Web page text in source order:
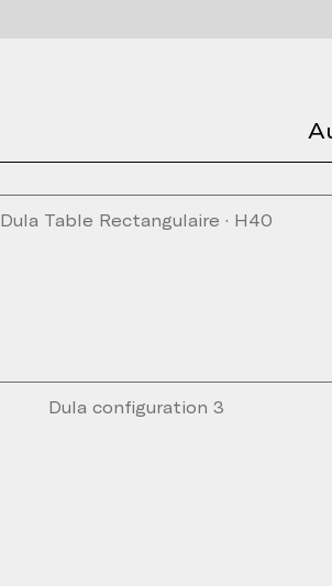
Dula Table Rectangulaire · H40
Dula configuration 3